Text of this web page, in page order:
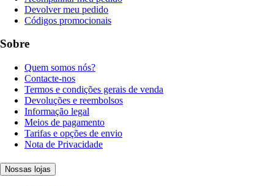
Devolver meu pedido
Códigos promocionais
Sobre
Quem somos nós?
Contacte-nos
Termos e condições gerais de venda
Devoluções e reembolsos
Informação legal
Meios de pagamento
Tarifas e opções de envio
Nota de Privacidade
Nossas lojas